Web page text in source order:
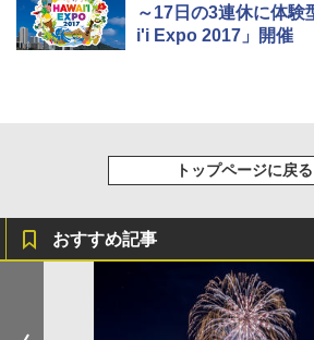
～17日の3連休に体験
i'i Expo 2017」開催
トップページに戻る
おすすめ記事